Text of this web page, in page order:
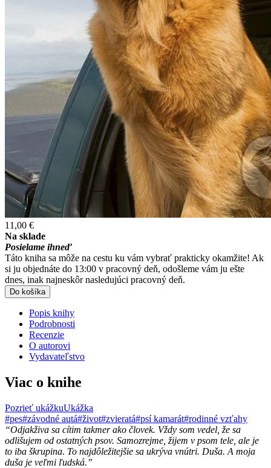
11,00 €
Na sklade
Posielame ihneď
Táto kniha sa môže na cestu ku vám vybrať prakticky okamžite! Ak
si ju objednáte do 13:00 v pracovný deň, odošleme vám ju ešte
dnes, inak najneskôr nasledujúci pracovný deň.
Do košíka
Popis knihy
Podrobnosti
Recenzie
O autorovi
Vydavateľstvo
Viac o knihe
Pozrieť ukážkuUkážka
#pes#závodné autá#život#zvieratá#psí kamarát#rodinné vzťahy
“Odjakživa sa cítim takmer ako človek. Vždy som vedel, že sa
odlišujem od ostatných psov. Samozrejme, žijem v psom tele, ale je
to iba škrupina. To najdôležitejšie sa ukrýva vnútri. Duša. A moja
duša je veľmi ľudská.”